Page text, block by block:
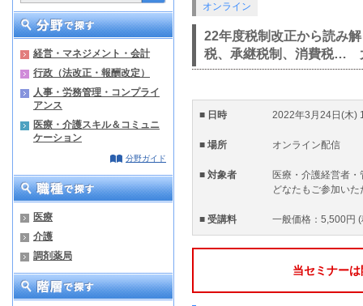
経営・マネジメント・会計
行政（法改正・報酬改定）
人事・労務管理・コンプライ
アンス
医療・介護スキル＆コミュニ
ケーション
分野ガイド
医療
介護
調剤薬局
オンライン
22年度税制改正から読み
税、承継税制、消費税…
■ 日時 2022年3月24日(木)
■ 場所 オンライン配信
■ 対象者
医療・介護経営者
どなたもご参加いた
■ 受講料 一般価格：5,500
当セミナー